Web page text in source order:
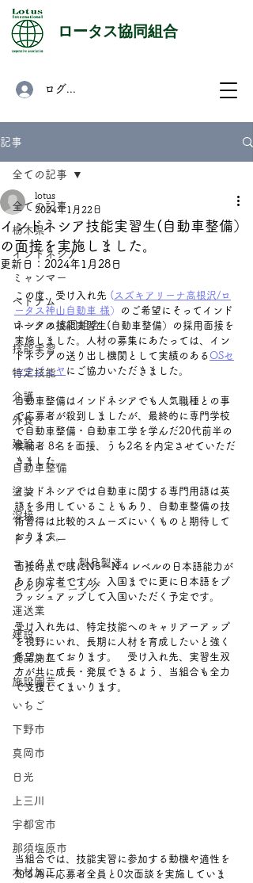
​ロータス協同組合
ログイン
記事
全ての記事
栃木県
インドネシア
ミャンマー
ベトナム
ロータス協同組合
技能実習
特定技能
介護
外食
建設
自動車整備
塗装
溶接
ドライバー
コンクリート製品製造
ビルクリーニング
運送業
建設
食品加工
施設園芸
いちご
下野市
真岡市
日光
上三川
宇都宮市
那須塩原市
木材加工
全ての記事
インドネシア技能実習生(自動車整備）
の面接を実施しました。
lotus
2024年1月22日
更新日： 2024年1月28日
この度、受け入れ先 ( スズキアリーナ高根沢/ロ
ータス神山自動車 様）
のご希望にそってインド
ネシアの技能実習生(自動車整備）の採用面接を
実施しました。人材の募集にあたっては、イン
ドネシアの送り出し機関として実績のある OSセ
レナジャヤ にご協力いただきました。
自動車整備はインドネシアでも人気職種との事
で応募者が殺到しましたが、最終的に専門学校
で自動車整備・自動車工学を学んだ20代前半の
候補者 8名を面接、うち2名を内定させていただ
きました。
インドネシアでは自動車に関する専門用語は英
語を多用していることもあり、自動車整備の技
術習得は比較的スムーズにいくものと期待して
おります。
面接時点で既にN5～N４レベルの日本語能力が
ある内定者ですが、入国までに更に日本語をブ
ラッシュアップして入国いただく予定です。
受け入れ先は、特定技能へのキャリアーアップ
を視野にいれ、長期に人材を育成したいと強く
希望されております。　受け入れ先、実習生双
方が共に成長・発展できるよう、当組合も全力
で支援してまいります。
当組合では、技能実習に参加する動機や適性を
知る為に応募者全員と0次面談を実施していま